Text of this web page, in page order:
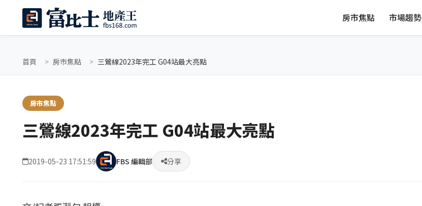
房市焦點 市場趨勢
首頁 房市焦點 三鶯線2023年完工 G04站最大亮點
房市焦點
三鶯線2023年完工 G04站最大亮點
2019-05-23 17:51:59 FBS 編輯部 分享